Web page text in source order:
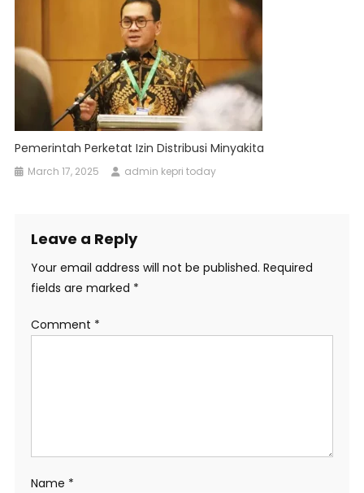
Pemerintah Perketat Izin Distribusi Minyakita
March 17, 2025 admin kepri today
Leave a Reply
Your email address will not be published. Required
fields are marked *
Comment *
Name *